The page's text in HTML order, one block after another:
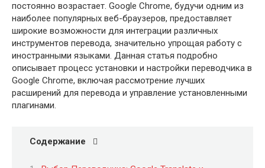
постоянно возрастает. Google Chrome, будучи одним из
наиболее популярных веб-браузеров, предоставляет
широкие возможности для интеграции различных
инструментов перевода, значительно упрощая работу с
иностранными языками. Данная статья подробно
описывает процесс установки и настройки переводчика в
Google Chrome, включая рассмотрение лучших
расширений для перевода и управление установленными
плагинами.
Содержание